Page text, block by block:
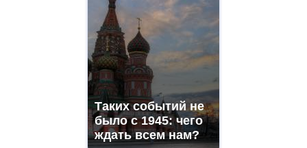
Таких событий не
было с 1945: чего
ждать всем нам?